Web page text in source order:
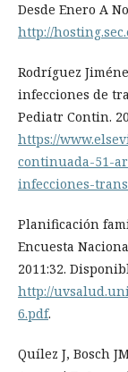
Desde Enero A
http://
Rodríguez
infecciones de
Pediatr Contin.
https://
continuada-51-
infecciones-
Planificación
Encuesta
2011:32.
http://
6.pdf.
Quílez J, Bosch